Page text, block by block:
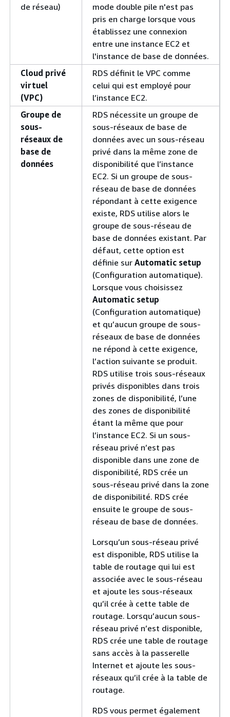
de réseau)
mode double pile n'est pas
pris en charge lorsque vous
établissez une connexion
entre une instance EC2 et
l'instance de base de données.
Cloud privé
virtuel
(VPC)
RDS définit le VPC comme
celui qui est employé pour
l’instance EC2.
Groupe de
sous-
réseaux de
base de
données
RDS nécessite un groupe de
sous-réseaux de base de
données avec un sous-réseau
privé dans la même zone de
disponibilité que l’instance
EC2. Si un groupe de sous-
réseau de base de données
répondant à cette exigence
existe, RDS utilise alors le
groupe de sous-réseau de
base de données existant. Par
défaut, cette option est
définie sur Automatic setup
(Configuration automatique).
Lorsque vous choisissez
Automatic setup
(Configuration automatique)
et qu’aucun groupe de sous-
réseaux de base de données
ne répond à cette exigence,
l’action suivante se produit.
RDS utilise trois sous-réseaux
privés disponibles dans trois
zones de disponibilité, l’une
des zones de disponibilité
étant la même que pour
l’instance EC2. Si un sous-
réseau privé n’est pas
disponible dans une zone de
disponibilité, RDS crée un
sous-réseau privé dans la zone
de disponibilité. RDS crée
ensuite le groupe de sous-
réseau de base de données.
Lorsqu’un sous-réseau privé
est disponible, RDS utilise la
table de routage qui lui est
associée avec le sous-réseau
et ajoute les sous-réseaux
qu’il crée à cette table de
routage. Lorsqu’aucun sous-
réseau privé n’est disponible,
RDS crée une table de routage
sans accès à la passerelle
Internet et ajoute les sous-
réseaux qu’il crée à la table de
routage.
RDS vous permet également